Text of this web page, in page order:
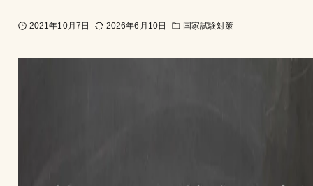
2021年10月7日 2026年6月10日 国家試験対策